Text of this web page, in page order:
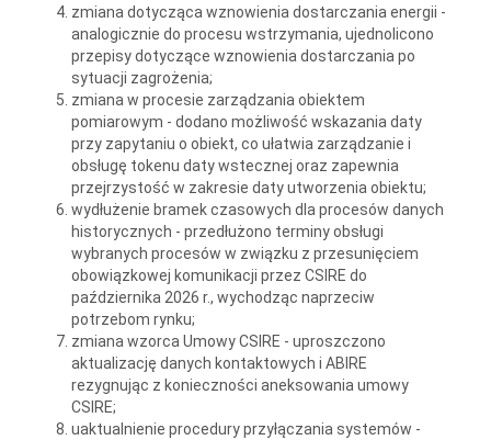
zmiana dotycząca wznowienia dostarczania energii -
analogicznie do procesu wstrzymania, ujednolicono
przepisy dotyczące wznowienia dostarczania po
sytuacji zagrożenia;
zmiana w procesie zarządzania obiektem
pomiarowym - dodano możliwość wskazania daty
przy zapytaniu o obiekt, co ułatwia zarządzanie i
obsługę tokenu daty wstecznej oraz zapewnia
przejrzystość w zakresie daty utworzenia obiektu;
wydłużenie bramek czasowych dla procesów danych
historycznych - przedłużono terminy obsługi
wybranych procesów w związku z przesunięciem
obowiązkowej komunikacji przez CSIRE do
października 2026 r., wychodząc naprzeciw
potrzebom rynku;
zmiana wzorca Umowy CSIRE - uproszczono
aktualizację danych kontaktowych i ABIRE
rezygnując z konieczności aneksowania umowy
CSIRE;
uaktualnienie procedury przyłączania systemów -